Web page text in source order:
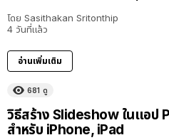
โดย Sasithakan Sritonthip
4 วันที่แล้ว
อ่านเพิ่มเติม
681 ดู
วิธีสร้าง Slideshow ในแอป
สำหรับ iPhone, iPad